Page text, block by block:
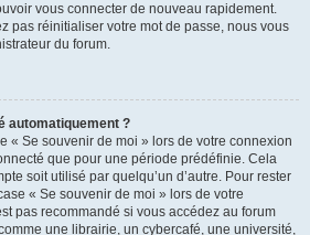
vous connecter de nouveau rapidement.
pas réinitialiser votre mot de passe, nous vous
du forum.
automatiquement ?
« Se souvenir de moi » lors de votre connexion
que pour une période prédéfinie. Cela
soit utilisé par quelqu’un d’autre. Pour rester
« Se souvenir de moi » lors de votre
pas recommandé si vous accédez au forum
une librairie, un cybercafé, une université,